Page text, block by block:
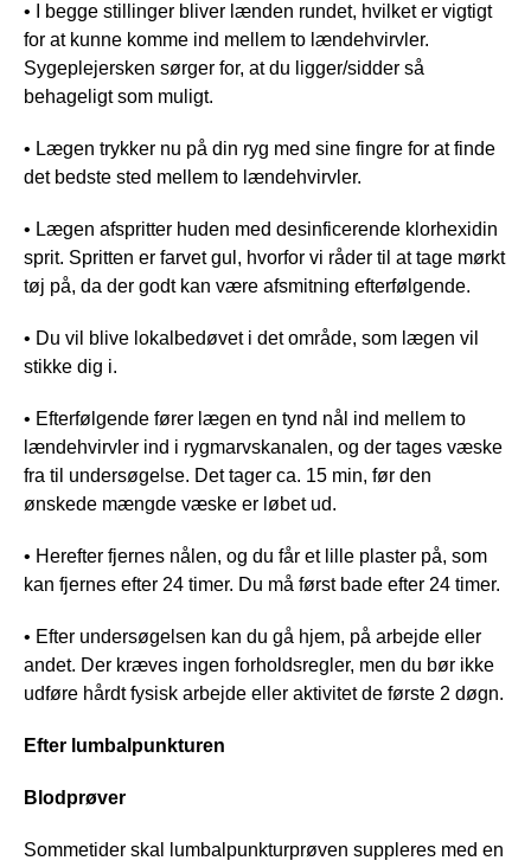
• I begge stillinger bliver lænden rundet, hvilket er vigtigt
for at kunne komme ind mellem to lændehvirvler.
Sygeplejersken sørger for, at du ligger/sidder så
behageligt som muligt.
• Lægen trykker nu på din ryg med sine fingre for at finde
det bedste sted mellem to lændehvirvler.
• Lægen afspritter huden med desinficerende klorhexidin
sprit. Spritten er farvet gul, hvorfor vi råder til at tage mørkt
tøj på, da der godt kan være afsmitning efterfølgende.
• Du vil blive lokalbedøvet i det område, som lægen vil
stikke dig i.
• Efterfølgende fører lægen en tynd nål ind mellem to
lændehvirvler ind i rygmarvskanalen, og der tages væske
fra til undersøgelse. Det tager ca. 15 min, før den
ønskede mængde væske er løbet ud.
• Herefter fjernes nålen, og du får et lille plaster på, som
kan fjernes efter 24 timer. Du må først bade efter 24 timer.
• Efter undersøgelsen kan du gå hjem, på arbejde eller
andet. Der kræves ingen forholdsregler, men du bør ikke
udføre hårdt fysisk arbejde eller aktivitet de første 2 døgn.
Efter lumbalpunkturen
Blodprøver
Sommetider skal lumbalpunkturprøven suppleres med en